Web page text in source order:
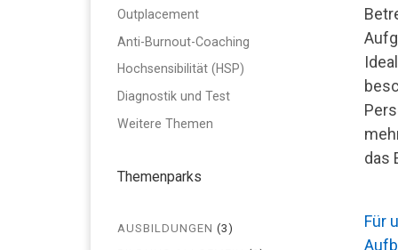
das
Für
Outplacement
Anti-Burnout-Coaching
Hochsensibilität (HSP)
Diagnostik und Test
Weitere Themen
Themenparks
AUSBILDUNGEN (3)